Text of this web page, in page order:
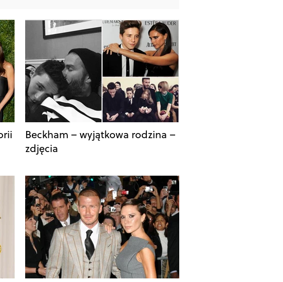
Beckham – wyjątkowa rodzina –
zdjęcia